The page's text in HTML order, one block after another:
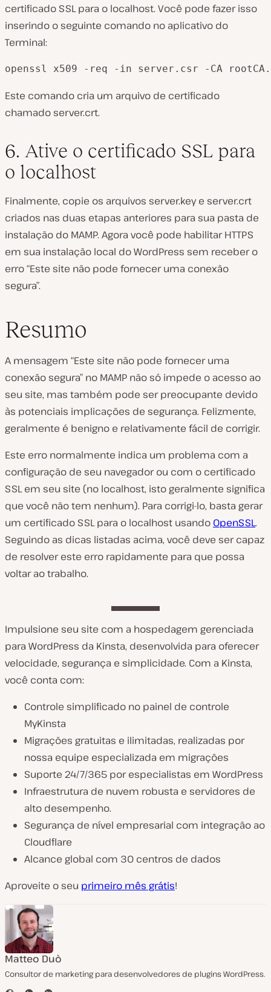
certificado SSL para o localhost. Você pode fazer isso
inserindo o seguinte comando no aplicativo do
Terminal:
openssl x509 -req -in server.csr -CA
Este comando cria um arquivo de certificado
chamado server.crt.
6. Ative o certificado SSL para
o localhost
Finalmente, copie os arquivos server.keye server.crt
criados nas duas etapas anteriores para sua pasta de
instalação do MAMP. Agora você pode habilitar HTTPS
em sua instalação local do WordPress sem receber o
erro “Este site não pode fornecer uma conexão
segura”.
Resumo
A mensagem “Este site não pode fornecer uma
conexão segura” no MAMP não só impede o acesso ao
seu site, mas também pode ser preocupante devido
às potenciais implicações de segurança. Felizmente,
geralmente é benigno e relativamente fácil de corrigir.
Este erro normalmente indica um problema com a
configuração de seu navegador ou com o certificado
SSL em seu site (no localhost, isto geralmente significa
que você não tem nenhum). Para corrigi-lo, basta gerar
um certificado SSL para o localhost usando OpenSSL.
Seguindo as dicas listadas acima, você deve ser capaz
de resolver este erro rapidamente para que possa
voltar ao trabalho.
Impulsione seu site com a hospedagem gerenciada
para WordPress da Kinsta, desenvolvida para oferecer
velocidade, segurança e simplicidade. Com a Kinsta,
você conta com:
Controle simplificado no painel de controle
MyKinsta
Migrações gratuitas e ilimitadas, realizadas por
nossa equipe especializada em migrações
Suporte 24/7/365 por especialistas em WordPress
Infraestrutura de nuvem robusta e servidores de
alto desempenho.
Segurança de nível empresarial com integração ao
Cloudflare
Alcance global com 30 centros de dados
Aproveite o seu primeiro mês grátis!
Matteo Duò
Consultor de marketing para desenvolvedores de plugins WordPress.